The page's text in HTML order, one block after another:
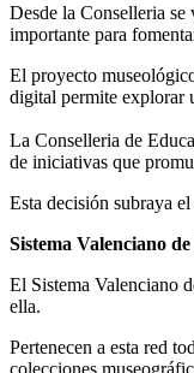
Desde la Conselleria
importante para
El proyecto
digital permite explorar
La Conselleria de
de iniciativas que
Esta decisión subraya
Sistema Valenciano
El Sistema Valenciano
ella.
Pertenecen a esta red
colecciones